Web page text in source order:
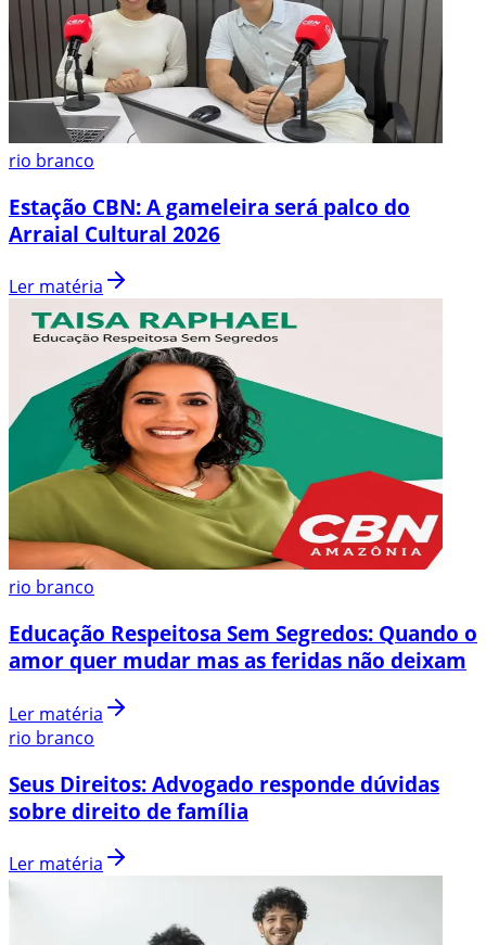
rio branco
Estação CBN: A gameleira será palco do
Arraial Cultural 2026
Ler matéria
rio branco
Educação Respeitosa Sem Segredos: Quando o
amor quer mudar mas as feridas não deixam
Ler matéria
rio branco
Seus Direitos: Advogado responde dúvidas
sobre direito de família
Ler matéria